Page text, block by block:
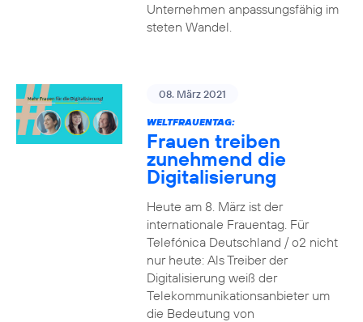
Unternehmen anpassungsfähig im
steten Wandel.
08. März 2021
WELTFRAUENTAG:
Frauen treiben
zunehmend die
Digitalisierung
Heute am 8. März ist der
internationale Frauentag. Für
Telefónica Deutschland / o2 nicht
nur heute: Als Treiber der
Digitalisierung weiß der
Telekommunikationsanbieter um
die Bedeutung von